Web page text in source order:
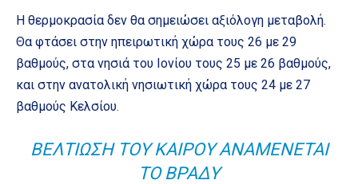
Η θερμοκρασία δεν θα σημειώσει αξιόλογη μεταβολή.
Θα φτάσει στην ηπειρωτική χώρα τους 26 με 29
βαθμούς, στα νησιά του Ιονίου τους 25 με 26 βαθμούς,
και στην ανατολική νησιωτική χώρα τους 24 με 27
βαθμούς Κελσίου.
ΒΕΛΤΊΩΣΗ ΤΟΥ ΚΑΙΡΟΎ ΑΝΑΜΈΝΕΤΑΙ
ΤΟ ΒΡΆΔΥ